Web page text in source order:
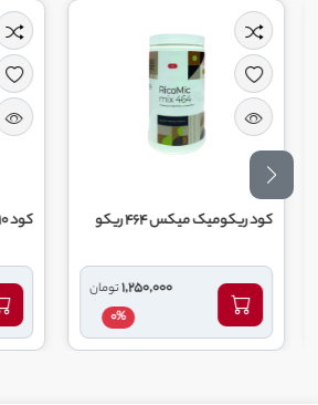
کود ریکومیک میکس 464 ریکو
1,250,000تومان
0%
کود 10 52 10 گهر زای یزد